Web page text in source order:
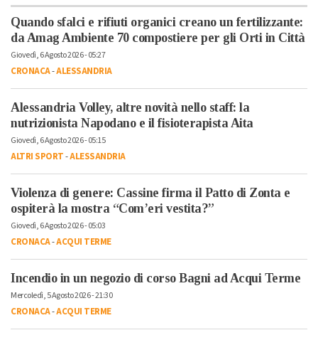
Quando sfalci e rifiuti organici creano un fertilizzante:
da Amag Ambiente 70 compostiere per gli Orti in Città
Giovedì, 6 Agosto 2026 - 05:27
CRONACA-ALESSANDRIA
Alessandria Volley, altre novità nello staff: la
nutrizionista Napodano e il fisioterapista Aita
Giovedì, 6 Agosto 2026 - 05:15
ALTRI SPORT-ALESSANDRIA
Violenza di genere: Cassine firma il Patto di Zonta e
ospiterà la mostra “Com’eri vestita?”
Giovedì, 6 Agosto 2026 - 05:03
CRONACA-ACQUI TERME
Incendio in un negozio di corso Bagni ad Acqui Terme
Mercoledì, 5 Agosto 2026 - 21:30
CRONACA-ACQUI TERME